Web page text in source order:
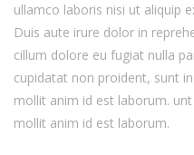
ullamco laboris nisi ut aliquip
Duis aute irure dolor in
cillum dolore eu fugiat nulla
cupidatat non proident, sunt
mollit anim id est laborum.
mollit anim id est laborum.